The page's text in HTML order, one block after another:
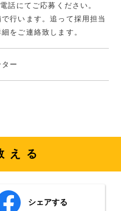
にてご応募ください。
行います。追って採用担当
をご連絡致します。
ー
える
シェアする